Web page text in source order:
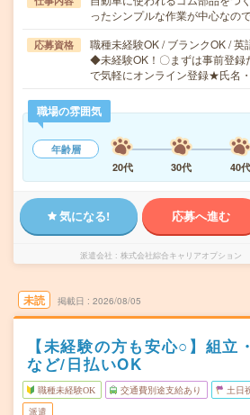
ったシンプルな作業が中心なの
応募資格
職種未経験OK / ブランクOK / 英
◆未経験OK！〇まずは事前登録
で気軽にオンライン登録★氏名
職場の雰囲気
年齢層
20代
30代 40代
気になる! 応募へ進む
派遣会社 株式会社綜合キャリアオプション
未読 掲載日 2026/08/05
【未経験の方も安心○】組立
など/日払いOK
職種未経験OK 交通費別途支給あり 土日
派遣